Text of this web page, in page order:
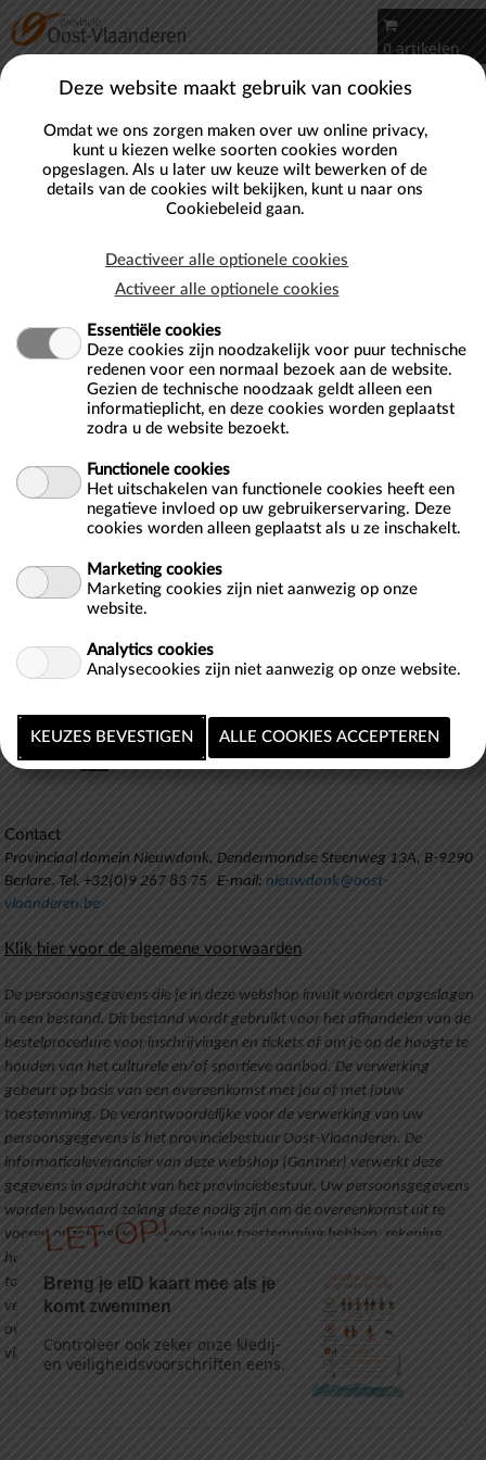
Naar hoofdinhoud
LET OP!
Breng je eID kaart mee als je
komt zwemmen
Controleer ook zeker onze kledij-
en veiligheidsvoorschriften eens.
0 artikelen
Plan je bezoek
Klik hieronder op 'zwemzone' voor tickets.
1 Items per pagina:
Contact
Provinciaal domein Nieuwdonk, Dendermondse Steenweg 13A, B-9290
Berlare. Tel. +32(0)9 267 83 75 E-mail: nieuwdonk@oost-
vlaanderen.be
Klik hier voor de algemene voorwaarden
De persoonsgegevens die je in deze webshop invult worden opgeslagen
in een bestand. Dit bestand wordt gebruikt voor het afhandelen van de
bestelprocedure voor inschrijvingen en tickets of om je op de hoogte te
houden van het culturele en/of sportieve aanbod. De verwerking
gebeurt op basis van een overeenkomst met jou of met jouw
toestemming. De verantwoordelijke voor de verwerking van uw
persoonsgegevens is het provinciebestuur Oost-Vlaanderen. De
informaticaleverancier van deze webshop (Gantner) verwerkt deze
gegevens in opdracht van het provinciebestuur. Uw persoonsgegevens
worden bewaard zolang deze nodig zijn om de overeenkomst uit te
voeren of zolang wij hiervoor jouw toestemming hebben, rekening
houdend met wettelijke bewaartermijnen. Je hebt het recht om jouw
toestemming in te trekken, jouw gegevens in te zien of deze te laten
verbeteren of verwijderen. Je kunt onze contactgegevens en meer info
over de verwerking van jouw persoonsgegevens terugvinden
via
https://oost-vlaanderen.be/privacybeleid.html
Deze website maakt gebruik van cookies
Omdat we ons zorgen maken over uw online privacy,
kunt u kiezen welke soorten cookies worden
opgeslagen. Als u later uw keuze wilt bewerken of de
details van de cookies wilt bekijken, kunt u naar ons
Cookiebeleid gaan.
Deactiveer alle optionele cookies
Activeer alle optionele cookies
Essentiële cookies
Deze cookies zijn noodzakelijk voor puur technische
redenen voor een normaal bezoek aan de website.
Gezien de technische noodzaak geldt alleen een
informatieplicht, en deze cookies worden geplaatst
zodra u de website bezoekt.
Functionele cookies
Het uitschakelen van functionele cookies heeft een
negatieve invloed op uw gebruikerservaring. Deze
cookies worden alleen geplaatst als u ze inschakelt.
Marketing cookies
Marketing cookies zijn niet aanwezig op onze
website.
Analytics cookies
Analysecookies zijn niet aanwezig op onze website.